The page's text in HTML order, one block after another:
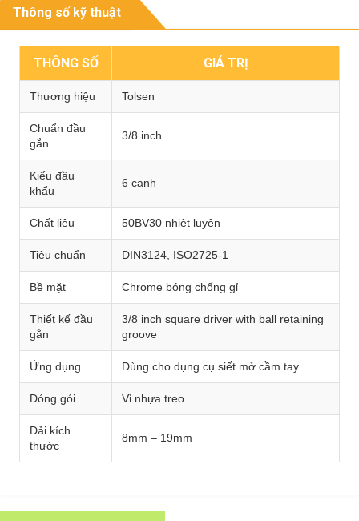
Thông số kỹ thuật
THÔNG SỐ GIÁ TRỊ
Thương hiệu Tolsen
Chuẩn đầu
gắn
3/8 inch
Kiểu đầu
khẩu
6 cạnh
Chất liệu 50BV30 nhiệt luyện
Tiêu chuẩn DIN3124, ISO2725-1
Bề mặt Chrome bóng chống gỉ
Thiết kế đầu
gắn
3/8 inch square driver with ball retaining
groove
Ứng dụng Dùng cho dụng cụ siết mở cầm tay
Đóng gói Vỉ nhựa treo
Dải kích
thước
8mm – 19mm